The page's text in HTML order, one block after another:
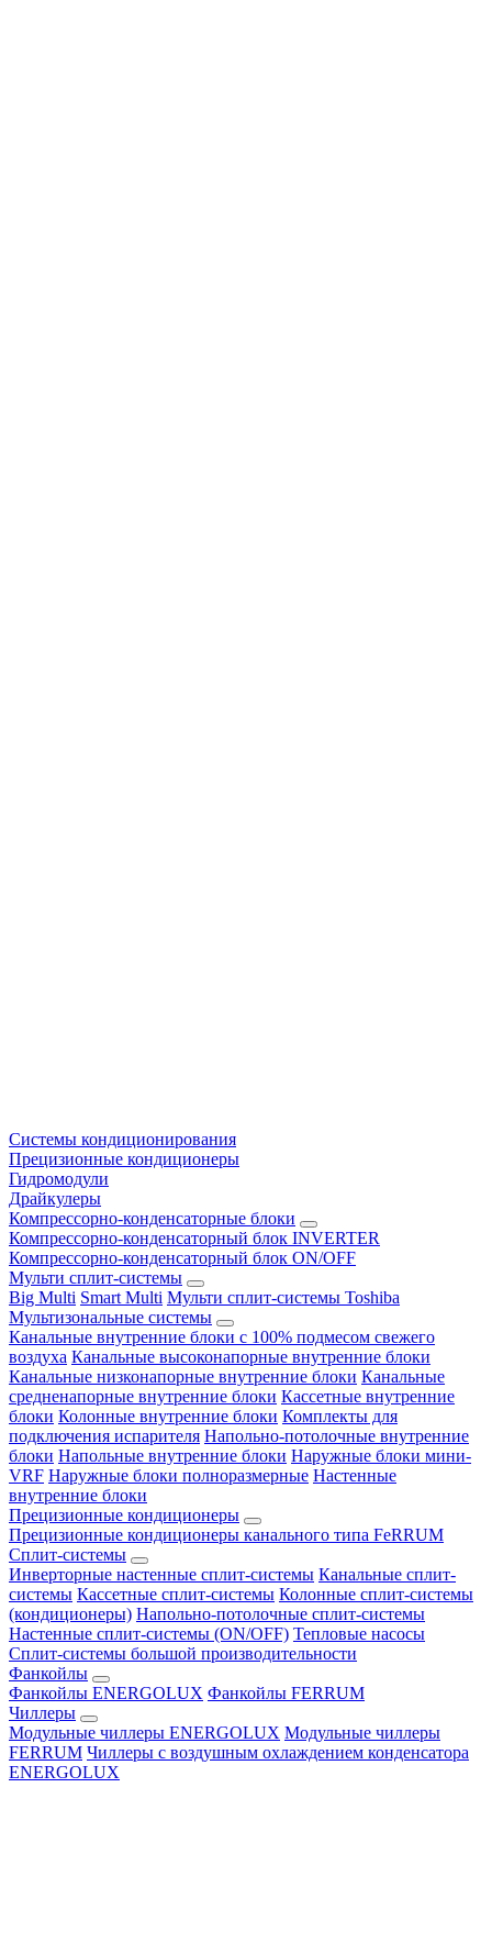
Системы кондиционирования
Прецизионные кондиционеры
Гидромодули
Драйкулеры
Компрессорно-конденсаторные блоки
Компрессорно-конденсаторный блок INVERTER
Компрессорно-конденсаторный блок ON/OFF
Мульти сплит-системы
Big Multi Smart Multi Мульти сплит-системы Toshiba
Мультизональные системы
Канальные внутренние блоки с 100% подмесом свежего
воздуха Канальные высоконапорные внутренние блоки
Канальные низконапорные внутренние блоки Канальные
средненапорные внутренние блоки Кассетные внутренние
блоки Колонные внутренние блоки Комплекты для
подключения испарителя Напольно-потолочные внутренние
блоки Напольные внутренние блоки Наружные блоки мини-
VRF Наружные блоки полноразмерные Настенные
внутренние блоки
Прецизионные кондиционеры
Прецизионные кондиционеры канального типа FeRRUM
Сплит-системы
Инверторные настенные сплит-системы Канальные сплит-
системы Кассетные сплит-системы Колонные сплит-системы
(кондиционеры) Напольно-потолочные сплит-системы
Настенные сплит-системы (ON/OFF) Тепловые насосы
Сплит-системы большой производительности
Фанкойлы
Фанкойлы ENERGOLUX Фанкойлы FERRUM
Чиллеры
Модульные чиллеры ENERGOLUX Модульные чиллеры
FERRUM Чиллеры с воздушным охлаждением конденсатора
ENERGOLUX